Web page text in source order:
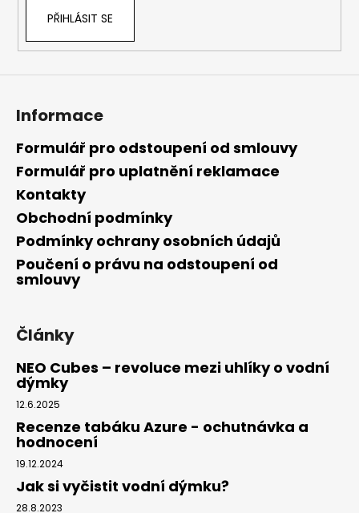
PŘIHLÁSIT SE
Informace
Formulář pro odstoupení od smlouvy
Formulář pro uplatnění reklamace
Kontakty
Obchodní podmínky
Podmínky ochrany osobních údajů
Poučení o právu na odstoupení od
smlouvy
Články
NEO Cubes – revoluce mezi uhlíky o vodní
dýmky
12.6.2025
Recenze tabáku Azure - ochutnávka a
hodnocení
19.12.2024
Jak si vyčistit vodní dýmku?
28.8.2023